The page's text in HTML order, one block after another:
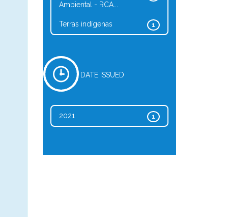
Ambiental - RCA...
1
Terras indígenas
DATE ISSUED
1
2021